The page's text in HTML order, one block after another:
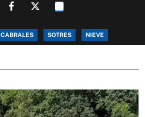
CABRALES SOTRES NIEVE